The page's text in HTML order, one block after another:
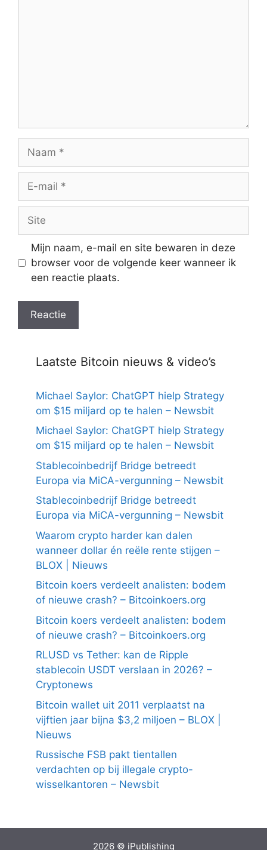
Naam
Site
Mijn naam, e-mail en site bewaren in deze
browser voor de volgende keer wanneer ik
een reactie plaats.
Laatste Bitcoin nieuws & video’s
Michael Saylor: ChatGPT hielp Strategy
om $15 miljard op te halen – Newsbit
Michael Saylor: ChatGPT hielp Strategy
om $15 miljard op te halen – Newsbit
Stablecoinbedrijf Bridge betreedt
Europa via MiCA-vergunning – Newsbit
Stablecoinbedrijf Bridge betreedt
Europa via MiCA-vergunning – Newsbit
Waarom crypto harder kan dalen
wanneer dollar én reële rente stijgen –
BLOX | Nieuws
Bitcoin koers verdeelt analisten: bodem
of nieuwe crash? – Bitcoinkoers.org
Bitcoin koers verdeelt analisten: bodem
of nieuwe crash? – Bitcoinkoers.org
RLUSD vs Tether: kan de Ripple
stablecoin USDT verslaan in 2026? –
Cryptonews
Bitcoin wallet uit 2011 verplaatst na
vijftien jaar bijna $3,2 miljoen – BLOX |
Nieuws
Russische FSB pakt tientallen
verdachten op bij illegale crypto-
wisselkantoren – Newsbit
2026 © iPublishing